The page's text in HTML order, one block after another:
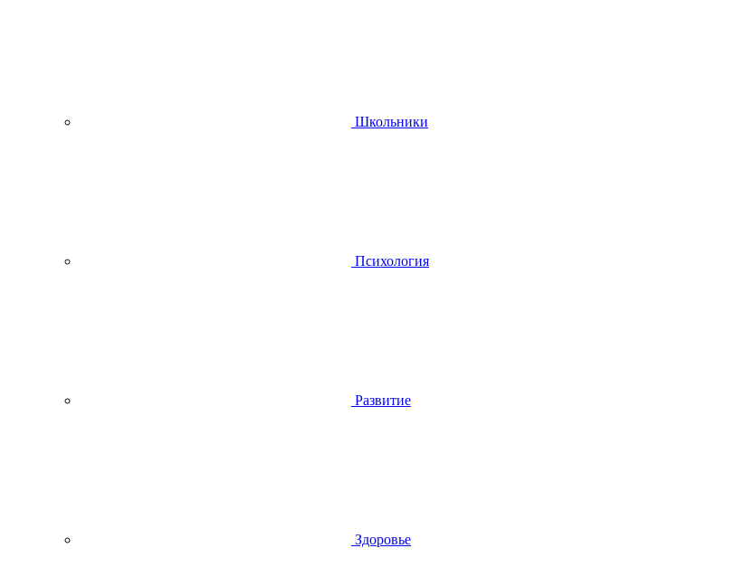
Школьники
Психология
Развитие
Здоровье